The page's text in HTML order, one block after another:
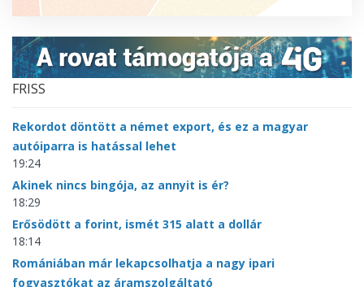
FRISS
Rekordot döntött a német export, és ez a magyar
autóiparra is hatással lehet
19:24
Akinek nincs bingója, az annyit is ér?
18:29
Erősödött a forint, ismét 315 alatt a dollár
18:14
Romániában már lekapcsolhatja a nagy ipari
fogyasztókat az áramszolgáltató